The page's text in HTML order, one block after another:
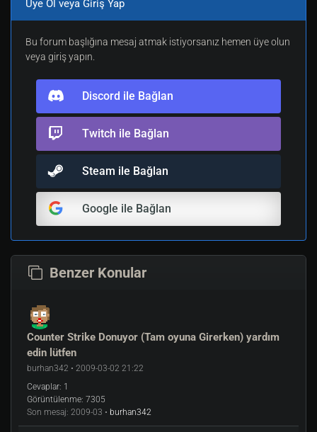
Üye Ol veya Giriş Yap
Bu forum başlığına mesaj atmak istiyorsanız hemen üye olun
veya giriş yapın.
Discord ile Bağlan
Twitch ile Bağlan
Steam ile Bağlan
Google ile Bağlan
Benzer Konular
Counter Strike Donuyor (Tam oyuna Girerken) yardım
edin lütfen
burhan342 • 2009-03-02 21:22
Cevaplar: 1
Görüntülenme: 7305
Son mesaj: 2009-03 • burhan342